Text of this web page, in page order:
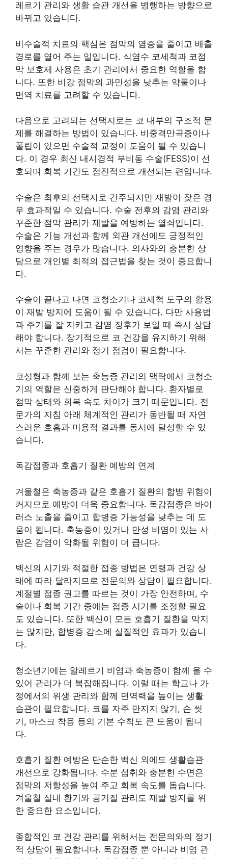
레르기 관리와 생활 습관 개선을 병행하는 방향으로
바뀌고 있습니다.
비수술적 치료의 핵심은 점막의 염증을 줄이고 배출
경로를 열어 주는 일입니다. 식염수 코세척과 코점
막 보호제 사용은 초기 관리에서 중요한 역할을 합
니다. 또한 비강 점막의 과민성을 낮추는 약물이나
면역 치료를 고려할 수 있습니다.
다음으로 고려되는 선택지로는 코 내부의 구조적 문
제를 해결하는 방법이 있습니다. 비중격만곡증이나
폴립이 있으면 수술적 교정이 도움이 될 수 있습니
다. 이 경우 최신 내시경적 부비동 수술(FESS)이 선
호되며 회복 기간도 점진적으로 개선되는 편입니다.
수술은 최후의 선택지로 간주되지만 재발이 잦은 경
우 효과적일 수 있습니다. 수술 전후의 감염 관리와
꾸준한 점막 관리가 재발을 예방하는 열쇠입니다.
수술은 기능 개선과 함께 외관 개선에도 긍정적인
영향을 주는 경우가 많습니다. 의사와의 충분한 상
담으로 개인별 최적의 접근법을 찾는 것이 중요합니
다.
수술이 끝나고 나면 코청소기나 코세척 도구의 활용
이 재발 방지에 도움이 될 수 있습니다. 다만 사용법
과 주기를 잘 지키고 감염 징후가 보일 때 즉시 상담
해야 합니다. 장기적으로 코 건강을 유지하기 위해
서는 꾸준한 관리와 정기 점검이 필요합니다.
코성형과 함께 보는 축농증 관리의 맥락에서 코청소
기의 역할은 신중하게 판단해야 합니다. 환자별로
점막 상태와 회복 속도 차이가 크기 때문입니다. 전
문가의 지침 아래 체계적인 관리가 동반될 때 자연
스러운 호흡과 미용적 결과를 동시에 달성할 수 있
습니다.
독감접종과 호흡기 질환 예방의 연계
겨울철은 축농증과 같은 호흡기 질환의 합병 위험이
커지므로 예방이 더욱 중요합니다. 독감접종은 바이
러스 노출을 줄이고 합병증 가능성을 낮추는 데 도
움이 됩니다. 축농증이 있거나 만성 비염이 있는 사
람은 감염이 악화될 위험이 더 큽니다.
백신의 시기와 적절한 접종 방법은 연령과 건강 상
태에 따라 달라지므로 전문의와 상담이 필요합니다.
계절별 접종 권고를 따르는 것이 가장 안전하며, 수
술이나 회복 기간 중에는 접종 시기를 조정할 필요
도 있습니다. 또한 백신이 모든 호흡기 질환을 막지
는 않지만, 합병증 감소에 실질적인 효과가 있습니
다.
청소년기에는 알레르기 비염과 축농증이 함께 올 수
있어 관리가 더 복잡해집니다. 이럴 때는 학교나 가
정에서의 위생 관리와 함께 면역력을 높이는 생활
습관이 필요합니다. 코를 자주 만지지 않기, 손 씻
기, 마스크 착용 등의 기본 수칙도 큰 도움이 됩니
다.
호흡기 질환 예방은 단순한 백신 외에도 생활습관
개선으로 강화됩니다. 수분 섭취와 충분한 수면은
점막의 저항성을 높여 주고 회복 속도를 돕습니다.
겨울철 실내 환기와 공기질 관리도 재발 방지를 위
한 중요한 요소입니다.
종합적인 코 건강 관리를 위해서는 전문의와의 정기
적 상담이 필요합니다. 독감접종 뿐 아니라 비염 관